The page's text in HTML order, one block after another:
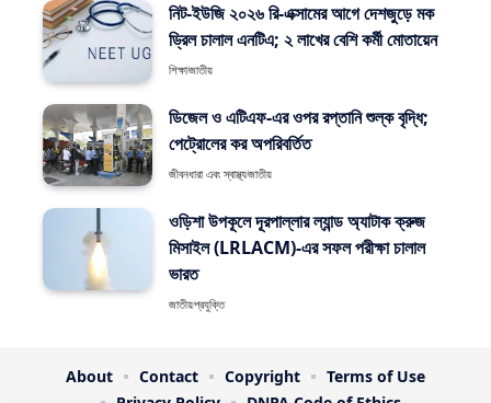
নিট-ইউজি ২০২৬ রি-এক্সামের আগে দেশজুড়ে মক
ড্রিল চালাল এনটিএ; ২ লাখের বেশি কর্মী মোতায়েন
শিক্ষাজাতীয়
ডিজেল ও এটিএফ-এর ওপর রপ্তানি শুল্ক বৃদ্ধি;
পেট্রোলের কর অপরিবর্তিত
জীবনধারা এবং স্বাস্থ্যজাতীয়
ওড়িশা উপকূলে দূরপাল্লার ল্যান্ড অ্যাটাক ক্রুজ
মিসাইল (LRLACM)-এর সফল পরীক্ষা চালাল
ভারত
জাতীয়প্রযুক্তি
About Contact Copyright
Terms of Use